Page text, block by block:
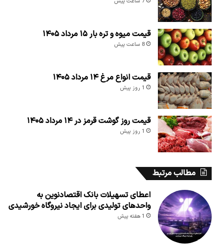
قیمت میوه و تره بار ۱۵ مرداد ۱۴۰۵
8 ساعت پیش
قیمت انواع مرغ ۱۴ مرداد ۱۴۰۵
1 روز پیش
قیمت روز گوشت قرمز در ۱۴ مرداد ۱۴۰۵
1 روز پیش
مطالب مرتبط
اعطای تسهیلات بانک اقتصادنوین به
واحدهای تولیدی برای ایجاد نیروگاه خورشیدی
1 هفته پیش